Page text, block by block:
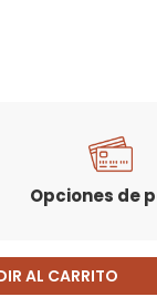
Opciones de
AL CARRITO